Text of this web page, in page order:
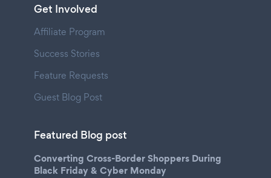
Get Involved
Affiliate Program
Success Stories
Feature Requests
Guest Blog Post
Featured Blog post
Converting Cross-Border Shoppers During
Black Friday & Cyber Monday